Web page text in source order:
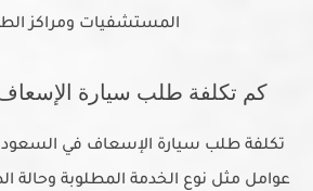
المستشفيات ومراكز
كم تكلفة طلب سيارة
تكلفة طلب سيارة الإسعاف في
عوامل مثل نوع الخدمة المطلوبة وحالة